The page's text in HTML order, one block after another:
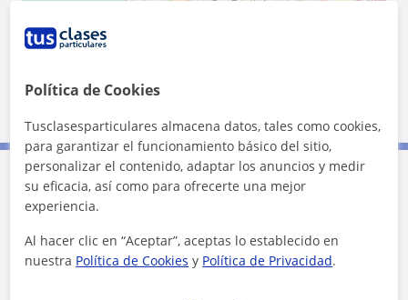
2 km
Contacta con Aldara
Tarifa 14€/h
Política de Cookies
Tusclasesparticulares almacena datos, tales como cookies,
para garantizar el funcionamiento básico del sitio,
personalizar el contenido, adaptar los anuncios y medir
su eficacia, así como para ofrecerte una mejor
experiencia.
Al hacer clic en “Aceptar”, aceptas lo establecido en
nuestra Política de Cookies y Política de Privacidad.